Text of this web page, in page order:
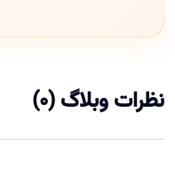
نظرات وبلاگ (0)